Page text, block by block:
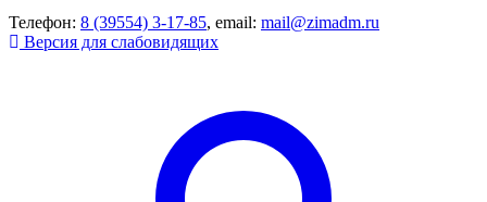
Телефон: 8 (39554) 3-17-85, email: mail@zimadm.ru
Версия для слабовидящих